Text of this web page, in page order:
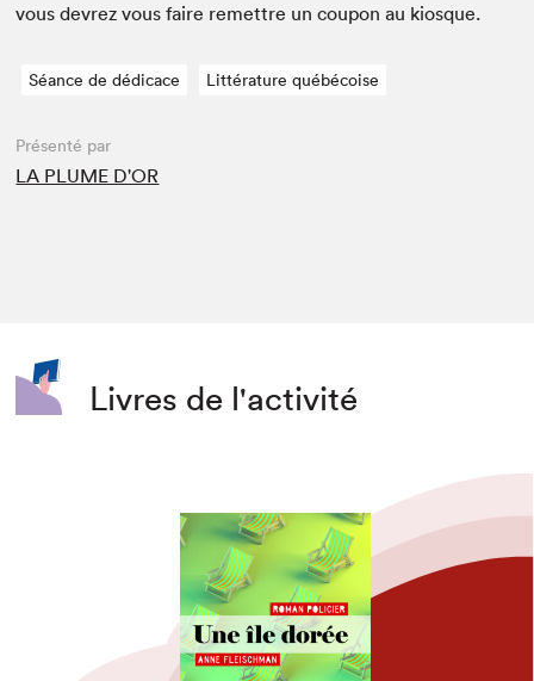
vous devrez vous faire remet­tre un coupon au kiosque.
Séance de dédicace Littérature québécoise
Présenté par
LA PLUME D'OR
Livres de l'activité